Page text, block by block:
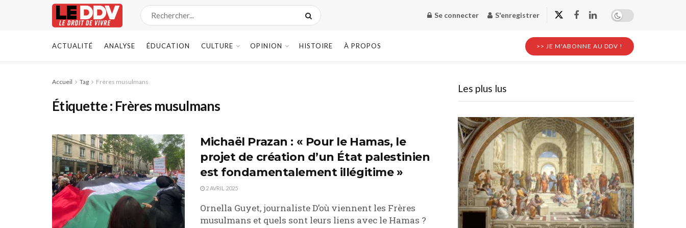
Se connecter S'enregistrer
ACTUALITÉ ANALYSE ÉDUCATION CULTURE OPINION HISTOIRE À PROPOS >> JE M'ABONNE AU DDV !
Accueil Tag Frères musulmans
Étiquette : Frères musulmans
Michaël Prazan : « Pour le Hamas, le
projet de création d’un État palestinien
est fondamentalement illégitime »
2 AVRIL 2025
Ornella Guyet, journaliste D’où viennent les Frères
musulmans et quels sont leurs liens avec le Hamas ?
Les plus lus